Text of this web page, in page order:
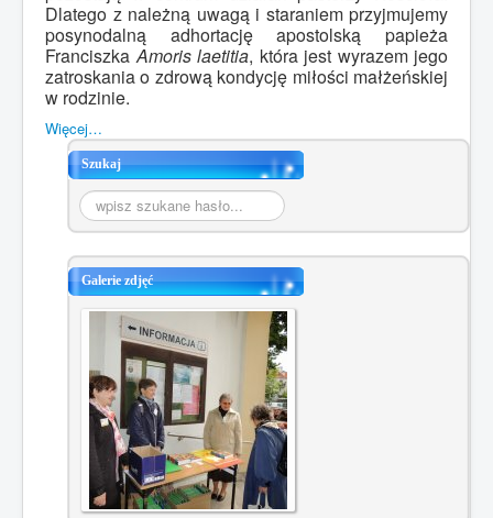
Dlatego z należną uwagą i staraniem przyjmujemy
posynodalną adhortację apostolską papieża
FranciszkaAmoris laetitia, która jest wyrazem jego
zatroskania o zdrową kondycję miłości małżeńskiej
w rodzinie.
Więcej…
Szukaj
Szukaj...
Galerie zdjęć